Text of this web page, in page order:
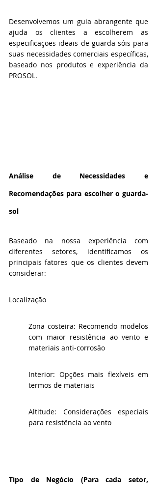
Desenvolvemos um guia abrangente que
ajuda os clientes a escolherem as
especificações ideais de guarda-sóis para
suas necessidades comerciais específicas,
baseado nos produtos e experiência da
PROSOL.
Análise de Necessidades e
Recomendações para escolher o guarda-
sol
Baseado na nossa experiência com
diferentes setores, identificamos os
principais fatores que os clientes devem
considerar:
Localização
Zona costeira: Recomendo modelos
com maior resistência ao vento e
materiais anti-corrosão
Interior: Opções mais flexíveis em
termos de materiais
Altitude: Considerações especiais
para resistência ao vento
Tipo de Negócio (Para cada setor,